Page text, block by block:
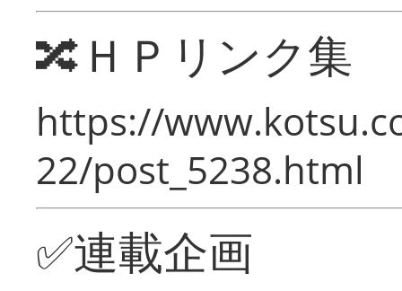
🔀ＨＰリンク集
https://
22/post_5238.html
✅連載企画